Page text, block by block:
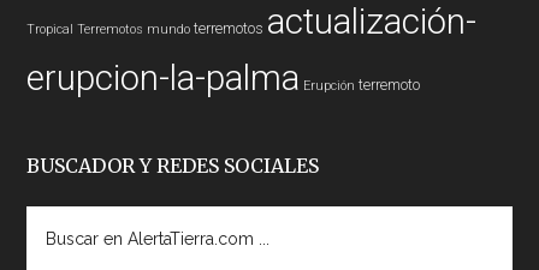
Tropical Terremotos mundo terremotos actualización-
erupcion-la-palma Erupción terremoto
BUSCADOR Y REDES SOCIALES